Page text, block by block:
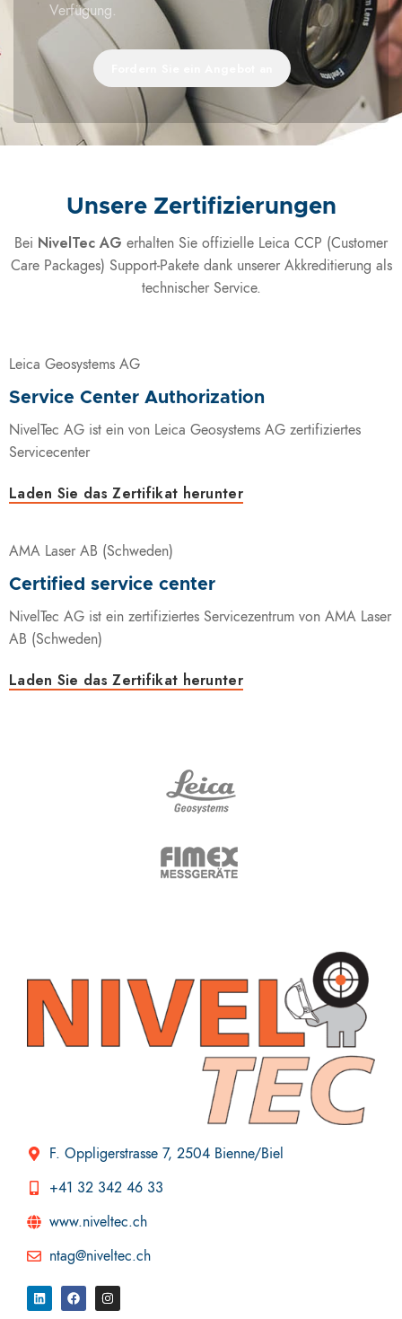
Verfügung.
Unsere Zertifizierungen
Bei NivelTec AG erhalten Sie offizielle Leica CCP (Customer
Care Packages) Support-Pakete dank unserer Akkreditierung als
technischer Service.
Leica Geosystems AG
Service Center Authorization
NivelTec AG ist ein von Leica Geosystems AG zertifiziertes
Servicecenter
Laden Sie das Zertifikat herunter
AMA Laser AB (Schweden)
Certified service center
NivelTec AG ist ein zertifiziertes Servicezentrum von AMA Laser
AB (Schweden)
Laden Sie das Zertifikat herunter
F. Oppligerstrasse 7, 2504 Bienne/Biel
+41 32 342 46 33
www.niveltec.ch
ntag@niveltec.ch